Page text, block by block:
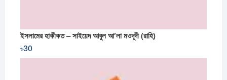
ইসলামের হাকীকত – সাইয়েদ আবুল আ’লা মওদূদী (রাহি)
৳30